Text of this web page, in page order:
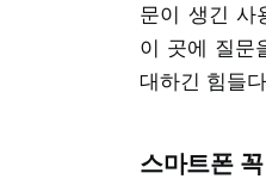
문이 생긴 사
이 곳에 질문
대하긴 힘들
스마트폰